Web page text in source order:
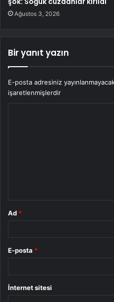
Ağustos 3, 2026
Bir yanıt yazın
E-posta adresiniz
işaretlenmişlerdir
Ad *
E-posta *
İnternet sitesi